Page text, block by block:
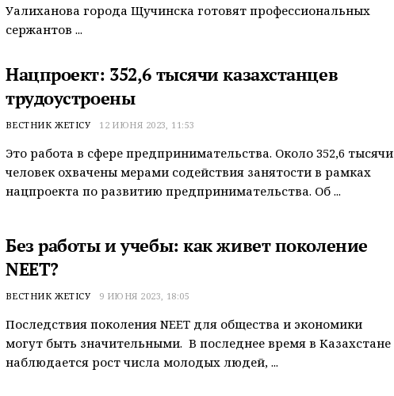
Уалиханова города Щучинска готовят профессиональных
сержантов ...
Нацпроект: 352,6 тысячи казахстанцев
трудоустроены
ВЕСТНИК ЖЕТІСУ 12 ИЮНЯ 2023, 11:53
Это работа в сфере предпринимательства. Около 352,6 тысячи
человек охвачены мерами содействия занятости в рамках
нацпроекта по развитию предпринимательства. Об ...
Без работы и учебы: как живет поколение
NEET?
ВЕСТНИК ЖЕТІСУ 9 ИЮНЯ 2023, 18:05
Последствия поколения NEET для общества и экономики
могут быть значительными. В последнее время в Казахстане
наблюдается рост числа молодых людей, ...